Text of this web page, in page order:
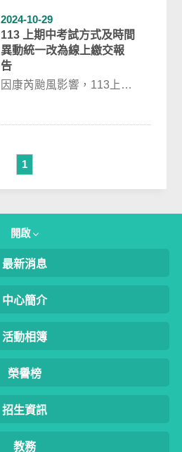
2024-10-29
113 上期中考試方式及時間
異動統一改為線上繳交報
告
因康芮颱風影響，113上一
1
開啟
最新消息
中心簡介
活動相簿
榮譽榜
招生資訊
教務